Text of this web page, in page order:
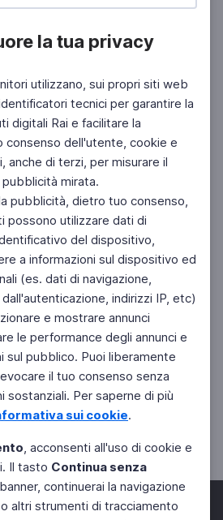
la tua privacy
utilizzano, sui propri siti web
tecnici per garantire la
digitali Rai e facilitare la
consenso dell'utente, cookie e
anche di terzi, per misurare il
mirata.
pubblicità, dietro tuo consenso,
possono utilizzare dati di
del dispositivo,
a informazioni sul dispositivo ed
(es. dati di navigazione,
indirizzi IP, etc)
e mostrare annunci
le performance degli annunci e
sul pubblico. Puoi liberamente
il tuo consenso senza
sostanziali. Per saperne di più
sui cookie.
, acconsenti all'uso di cookie e
Il tasto Continua senza
continuerai la navigazione
altri strumenti di tracciamento